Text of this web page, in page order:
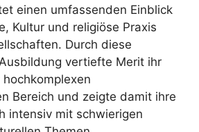
einen umfassenden Einblick
Kultur und religiöse Praxis
Durch diese
vertiefte Merit ihr
Bereich und zeigte damit ihre
intensiv mit schwierigen